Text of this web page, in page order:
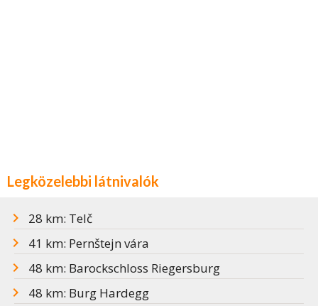
Legközelebbi látnivalók
28 km: Telč
41 km: Pernštejn vára
48 km: Barockschloss Riegersburg
48 km: Burg Hardegg